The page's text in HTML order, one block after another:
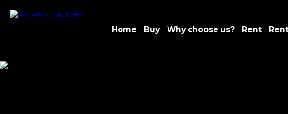
Home Buy Why choose us? Rent